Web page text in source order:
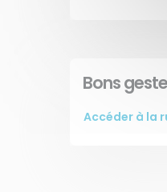
Bons
Accéder à la